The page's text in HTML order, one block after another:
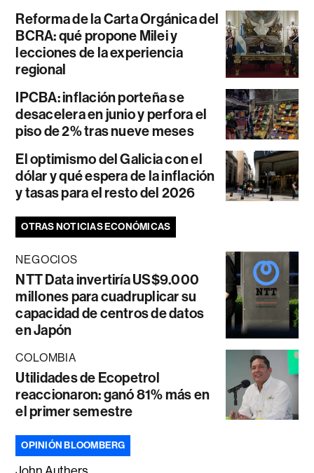
Reforma de la Carta Orgánica del
BCRA: qué propone Milei y
lecciones de la experiencia
regional
IPCBA: inflación porteña se
desacelera en junio y perfora el
piso de 2% tras nueve meses
El optimismo del Galicia con el
dólar y qué espera de la inflación
y tasas para el resto del 2026
OTRAS NOTICIAS ECONÓMICAS
NEGOCIOS
NTT Data invertiría US$9.000
millones para cuadruplicar su
capacidad de centros de datos
en Japón
COLOMBIA
Utilidades de Ecopetrol
reaccionaron: ganó 81% más en
el primer semestre
OPINIÓN BLOOMBERG